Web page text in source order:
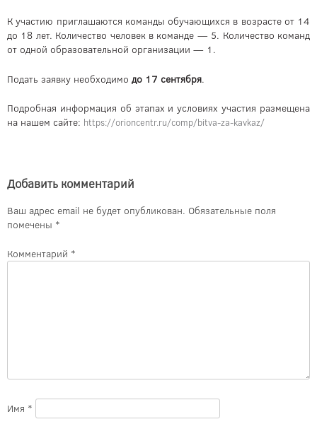
К участию приглашаются команды обучающихся в возрасте от 14
до 18 лет. Количество человек в команде — 5. Количество команд
от одной образовательной организации — 1.
Подать заявку необходимо до 17 сентября.
Подробная информация об этапах и условиях участия размещена
на нашем сайте: https://orioncentr.ru/comp/bitva-za-kavkaz/
Добавить комментарий
Ваш адрес email не будет опубликован. Обязательные поля
помечены *
Комментарий *
Имя *